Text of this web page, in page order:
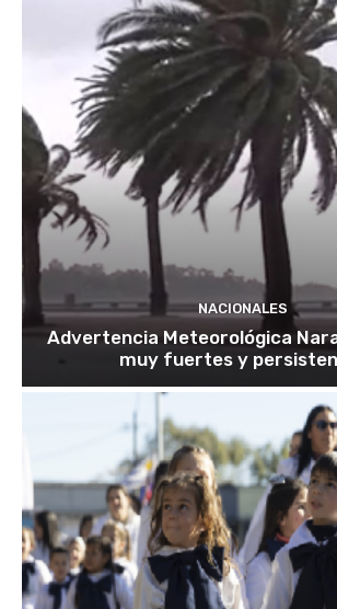
NACIONALES
Advertencia Meteorológica
muy fuertes y